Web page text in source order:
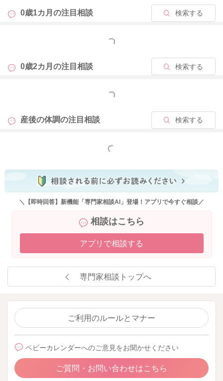
す。生理が戻ってから、半年ほど経過して、妊娠前の生理と同
じような感じになってくることもありますよ。
よかったら参考になさってみてくださいね。
0歳1カ月の注目相談 検索する
もっと見る
0歳2カ月の注目相談 検索する
もっと見る
産後の体調の注目相談 検索する
もっと見る
＼【即時回答】新機能「専門家相談AI」登場！アプリで今すぐ相談／
相談はこちら
アプリで相談する
専門家相談トップへ
ご利用のルールとマナー
ベビーカレンダーへのご意見をお聞かせください
ご質問・お問い合わせはこちら